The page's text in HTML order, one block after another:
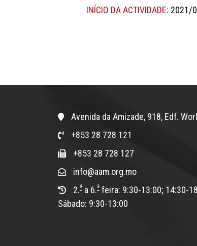
INÍCIO DA ACTIVIDADE: 2021/
Avenida da Amizade, 918, Edf.
+853 28 728 121
+853 28 728 127
info@aam.org.mo
2.ª a 6.ª feira: 9:30-13:00; 14:30-
Sábado: 9:30-13:00